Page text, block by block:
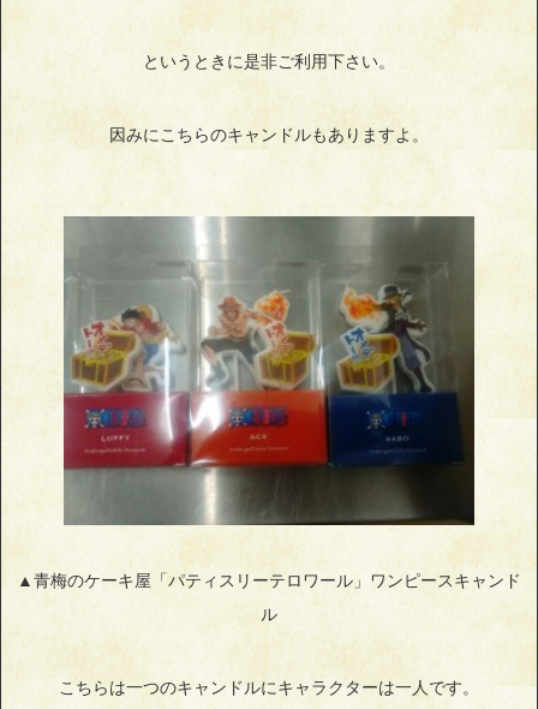
というときに是非ご利用下さい。
因みにこちらのキャンドルもありますよ。
▲青梅のケーキ屋「パティスリーテロワール」ワンピースキャンド
ル
こちらは一つのキャンドルにキャラクターは一人です。